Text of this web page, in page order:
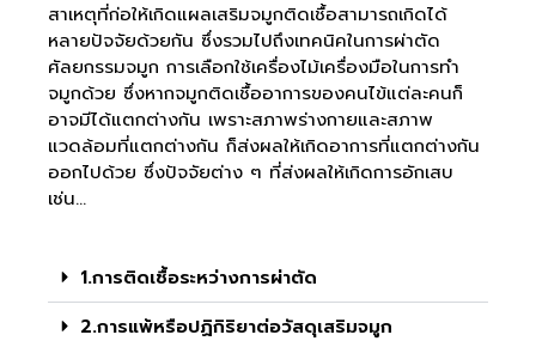
สาเหตุที่ก่อให้เกิดแผลเสริมจมูกติดเชื้อสามารถเกิดได้
หลายปัจจัยด้วยกัน ซึ่งรวมไปถึงเทคนิคในการผ่าตัด
ศัลยกรรมจมูก การเลือกใช้เครื่องไม้เครื่องมือในการทำ
จมูกด้วย ซึ่งหากจมูกติดเชื้ออาการของคนไข้แต่ละคนก็
อาจมีได้แตกต่างกัน เพราะสภาพร่างกายและสภาพ
แวดล้อมที่แตกต่างกัน ก็ส่งผลให้เกิดอาการที่แตกต่างกัน
ออกไปด้วย ซึ่งปัจจัยต่าง ๆ ที่ส่งผลให้เกิดการอักเสบ
เช่น…
1.การติดเชื้อระหว่างการผ่าตัด
2.การแพ้หรือปฏิกิริยาต่อวัสดุเสริมจมูก